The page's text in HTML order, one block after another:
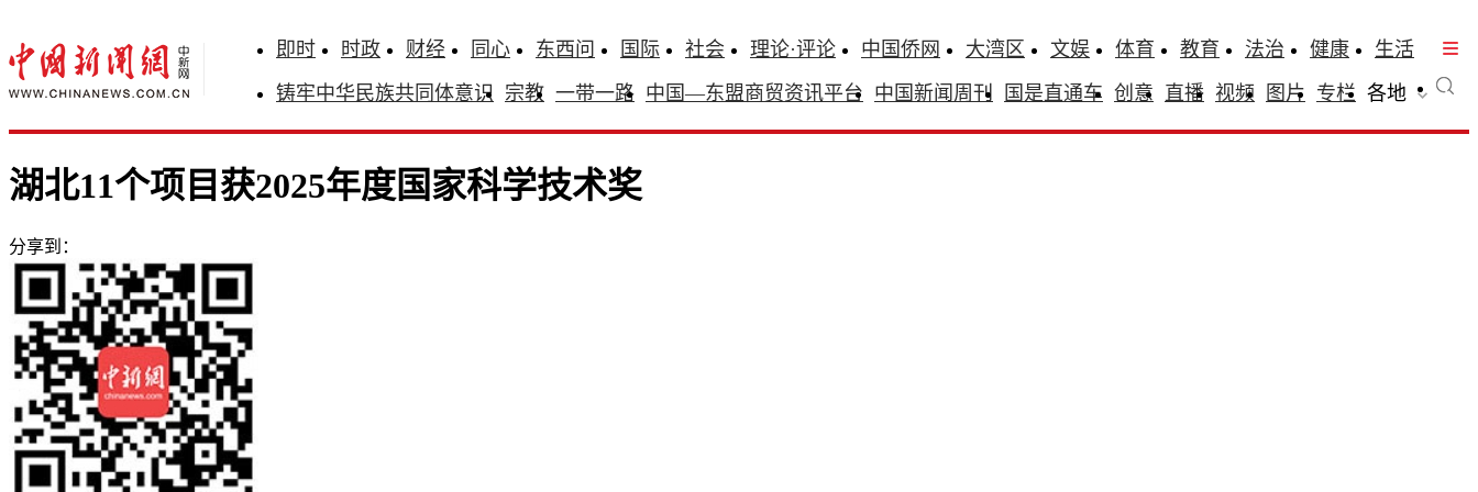
即时 时政 财经 同心 东西问 国际 社会 理论·评论 中国侨网 大湾区 文娱 体育 教育 法治 健康
生活
铸牢中华民族共同体意识 宗教 一带一路 中国—东盟商贸资讯平台 中国新闻周刊 国是直通车 创意 直播 视频 图片 专栏 各地
湖北11个项目获2025年度国家科学技术奖
分享到：